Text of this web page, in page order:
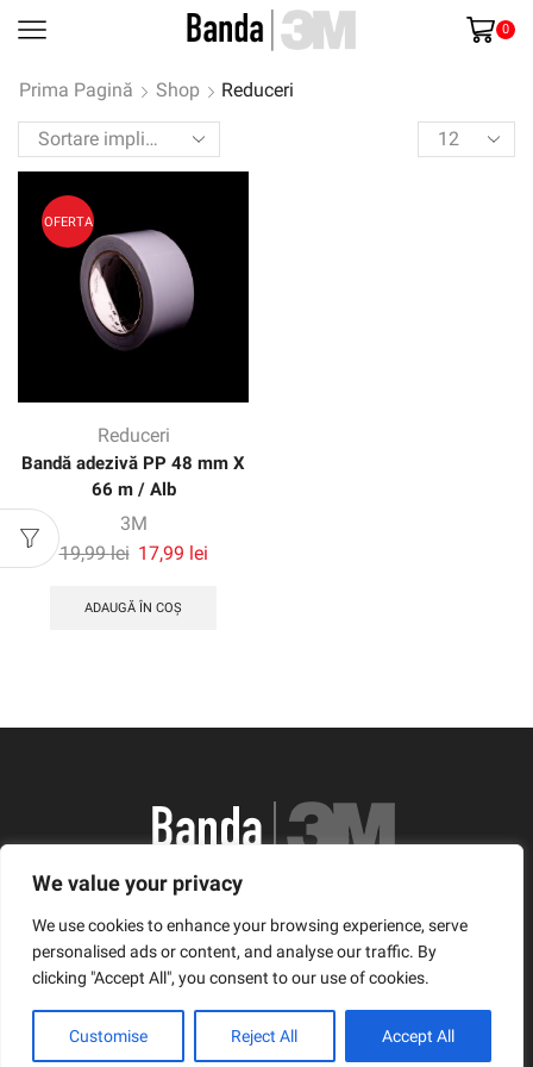
We value your privacy
We use cookies to enhance your browsing experience, serve
personalised ads or content, and analyse our traffic. By
clicking "Accept All", you consent to our use of cookies.
Customise Reject All Accept All
0
Prima Pagină Shop
Reduceri
Products
per
OFERTA
Reduceri
Bandă adezivă PP 48 mm X
66 m / Alb
3M
19,99lei Prețul
a
17,99 leiPrețul
ADAUGĂ ÎN COȘ
România, Arad, Calea Timisorii, Nr. 11
© Copyright 2021 | Banda3M.ro
Facebook
TwitterInstagram